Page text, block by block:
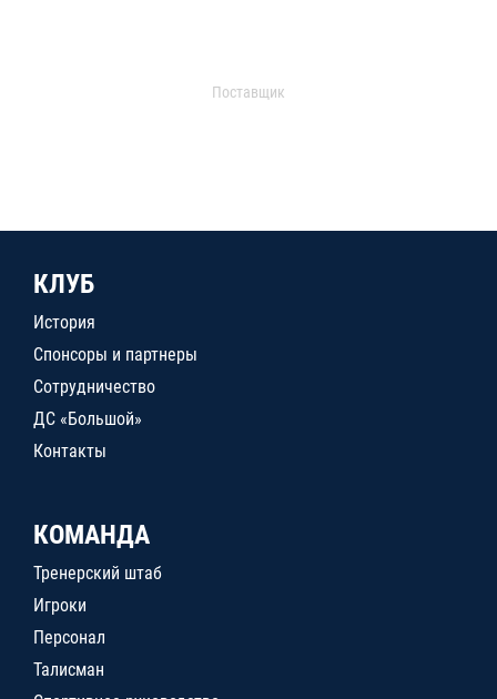
Поставщик
КЛУБ
История
Спонсоры и партнеры
Сотрудничество
ДС «Большой»
Контакты
КОМАНДА
Тренерский штаб
Игроки
Персонал
Талисман